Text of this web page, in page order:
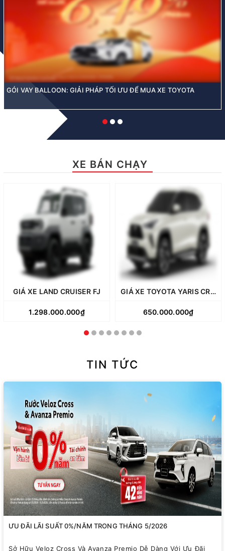
GÓI VAY BALLOON: GIẢI PHÁP TỐI ƯU ĐỂ MUA XE TOYOTA
XE BÁN CHẠY
GIÁ XE LAND CRUISER FJ
1.298.000.000₫
GIÁ XE TOYOTA YARIS CROSS
650.000.000₫